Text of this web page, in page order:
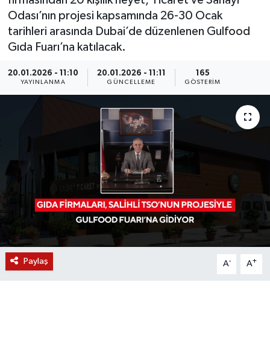
Odası’nın projesi kapsamında 26-30 Ocak
tarihleri arasında Dubai’de düzenlenen Gulfood
Gıda Fuarı’na katılacak.
20.01.2026 - 11:10
YAYINLANMA
20.01.2026 - 11:11
GÜNCELLEME
165
GÖSTERIM
Paylaş A- A+
KÜLTÜR SANAT
YAŞAM
LIFE
SARIGÖL
SARUHANLI
SELENDİ
GÖLMARMARA
GÖRDES
KÖPRÜBAŞI
SOMA
KÖPRÜBAŞI
KULA
SALİHLİ
SELENDİ
SOMA
TURGUTLU
EKONOMİ
EĞİTİM
KÜLTÜR SANAT
BİLİM VE TEKNOLOJİ
YAZARLAR
MANİSA'NIN YÖRESEL LEZZETLERİ